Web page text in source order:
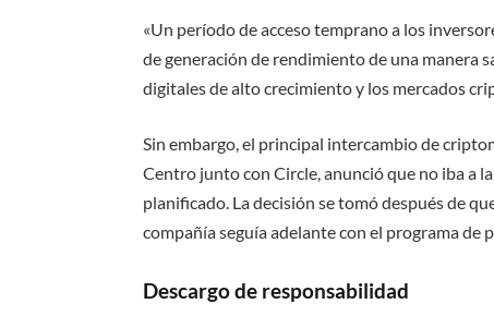
«Un período de acceso temprano a los
de generación de rendimiento de una manera
digitales de alto crecimiento y los mercados
Sin embargo, el principal intercambio de
Centro junto con Circle, anunció que no iba a
planificado. La decisión se tomó después de
compañía seguía adelante con el programa de
Descargo de responsabilidad